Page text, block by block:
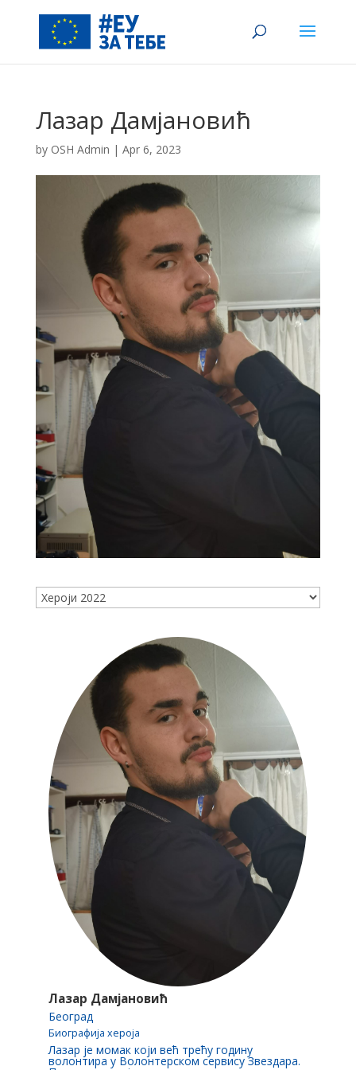
Лазар Дамјановић
by OSH Admin | Apr 6, 2023
Лазар Дамјановић
Београд
Биографија хероја
Лазар је момак који већ трећу годину
волонтира у Волонтерском сервису Звездара.